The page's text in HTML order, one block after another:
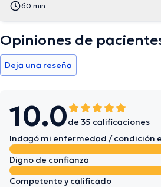
60 min
Opiniones de
Deja una reseña
10.0de 35 calificaciones
Indagó mi enfermedad / condición
Digno de confianza
Competente y calificado